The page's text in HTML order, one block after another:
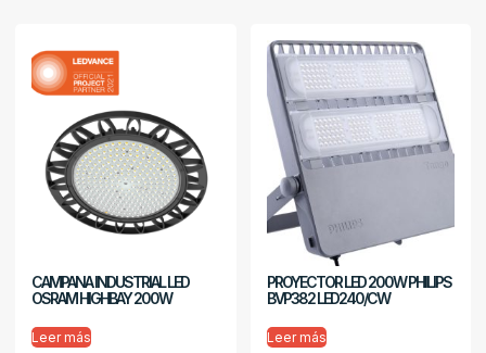
CAMPANA INDUSTRIAL LED
OSRAM HIGHBAY 200W
Leer más
PROYECTOR LED 200W PHILIPS
BVP382 LED240/CW
Leer más